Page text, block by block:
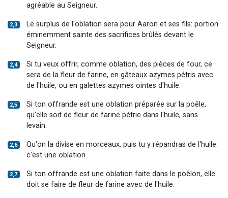
agréable au Seigneur.
2,3
Le surplus de l'oblation sera pour Aaron et ses fils: portion
éminemment sainte des sacrifices brûlés devant le
Seigneur.
2,4
Si tu veux offrir, comme oblation, des pièces de four, ce
sera de la fleur de farine, en gâteaux azymes pétris avec
de l'huile, ou en galettes azymes ointes d'huile.
2,5
Si ton offrande est une oblation préparée sur la poêle,
qu'elle soit de fleur de farine pétrie dans l'huile, sans
levain.
2,6
Qu'on la divise en morceaux, puis tu y répandras de l'huile:
c'est une oblation.
2,7
Si ton offrande est une oblation faite dans le poêlon, elle
doit se faire de fleur de farine avec de l'huile.